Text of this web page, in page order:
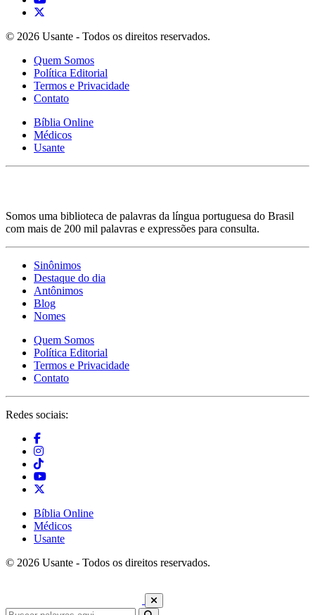
© 2026 Usante - Todos os direitos reservados.
Quem Somos
Política Editorial
Termos e Privacidade
Contato
Bíblia Online
Médicos
Usante
Somos uma biblioteca de palavras da língua portuguesa do Brasil
com mais de 200 mil palavras e expressões para consulta.
Sinônimos
Destaque do dia
Antônimos
Blog
Nomes
Quem Somos
Política Editorial
Termos e Privacidade
Contato
Redes sociais:
Bíblia Online
Médicos
Usante
© 2026 Usante - Todos os direitos reservados.